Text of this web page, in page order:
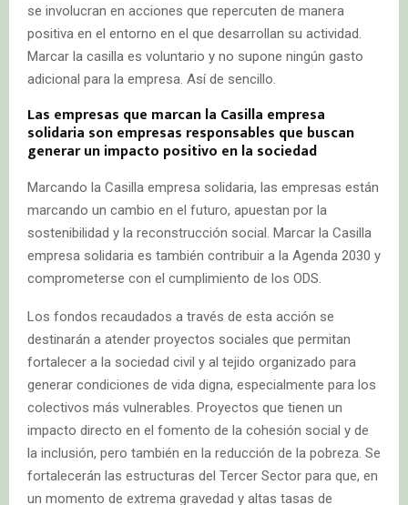
se involucran en acciones que repercuten de manera
positiva en el entorno en el que desarrollan su actividad.
Marcar la casilla es voluntario y no supone ningún gasto
adicional para la empresa. Así de sencillo.
Las empresas que marcan la Casilla empresa
solidaria son empresas responsables que buscan
generar un impacto positivo en la sociedad
Marcando la Casilla empresa solidaria, las empresas están
marcando un cambio en el futuro, apuestan por la
sostenibilidad y la reconstrucción social. Marcar la Casilla
empresa solidaria es también contribuir a la Agenda 2030 y
comprometerse con el cumplimiento de los ODS.
Los fondos recaudados a través de esta acción se
destinarán a atender proyectos sociales que permitan
fortalecer a la sociedad civil y al tejido organizado para
generar condiciones de vida digna, especialmente para los
colectivos más vulnerables. Proyectos que tienen un
impacto directo en el fomento de la cohesión social y de
la inclusión, pero también en la reducción de la pobreza. Se
fortalecerán las estructuras del Tercer Sector para que, en
un momento de extrema gravedad y altas tasas de